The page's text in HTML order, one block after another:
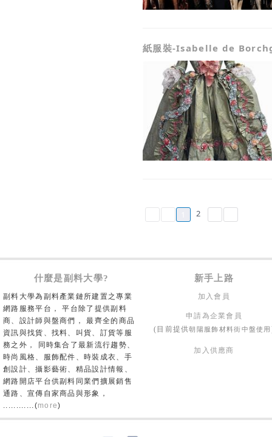
紙服裝-Isabelle de
2
什麼是副料大學? 新手上路
副料大學為副料產業鏈所建置之專業
網路服務平台， 平台除了提供副料
商、設計師與盤商們， 最齊全的商品
資訊與找貨、找料、叫貨、訂貨等服
務之外， 同時集合了最新流行趨勢、
時尚風格、服飾配件、時裝成衣、手
創設計、攝影藝術、精品設計情報、
網路開店平台供副料同業們擴展銷售
通路、宣傳自家商品與形象，
............(more)
加入會員
申請為企業會員
(目前提供朝陽服飾材料街中盤使用
加入供應商